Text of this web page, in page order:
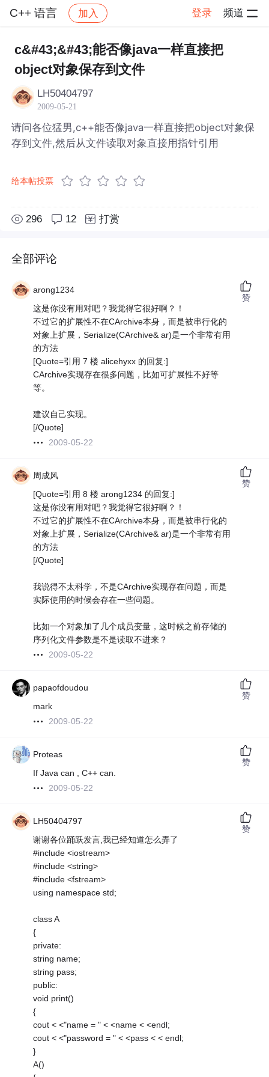
C++ 语言 加入 登录 频道
社区 C++ 语言 帖子详情
c&#43;&#43;能否像java一样直接把
object对象保存到文件
LH50404797
2009-05-21
请问各位猛男,c++能否像java一样直接把object对象保
存到文件,然后从文件读取对象直接用指针引用
给本帖投票
296 12 打赏
全部评论
arong1234
这是你没有用对吧？我觉得它很好啊？！
不过它的扩展性不在CArchive本身，而是被串行化的
对象上扩展，Serialize(CArchive& ar)是一个非常有用
的方法
[Quote=引用 7 楼 alicehyxx 的回复:]
CArchive实现存在很多问题，比如可扩展性不好等
等。
建议自己实现。
[/Quote]
2009-05-22
赞
周成风
[Quote=引用 8 楼 arong1234 的回复:]
这是你没有用对吧？我觉得它很好啊？！
不过它的扩展性不在CArchive本身，而是被串行化的
对象上扩展，Serialize(CArchive& ar)是一个非常有用
的方法
[/Quote]
我说得不太科学，不是CArchive实现存在问题，而是
实际使用的时候会存在一些问题。
比如一个对象加了几个成员变量，这时候之前存储的
序列化文件参数是不是读取不进来？
2009-05-22
赞
papaofdoudou
mark
2009-05-22
赞
Proteas
If Java can , C++ can.
2009-05-22
赞
LH50404797
谢谢各位踊跃发言,我已经知道怎么弄了
#include <iostream>
#include <string>
#include <fstream>
using namespace std;
class A
{
private:
string name;
string pass;
public:
void print()
{
cout < <"name = " < <name < <endl;
cout < <"password = " < <pass < < endl;
}
A()
赞